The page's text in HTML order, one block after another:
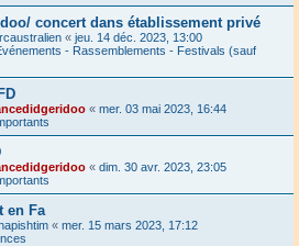
concert dans établissement privé
« jeu. 14 déc. 2023, 13:00
- Rassemblements - Festivals (sauf
« mer. 03 mai 2023, 16:44
« dim. 30 avr. 2023, 23:05
en Fa
« mer. 15 mars 2023, 17:12